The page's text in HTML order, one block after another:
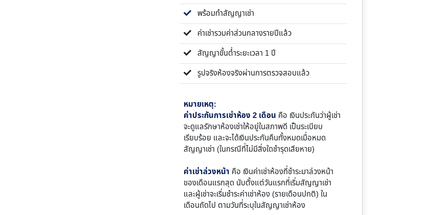
พร้อมทำสัญญาเช่า
ค่าเช่ารวมค่าส่วนกลางรายปีแล้ว
สัญญาขั้นต่ำระยะเวลา 1 ปี
รูปจริงห้องจริงผ่านการตรวจสอบแล้ว
หมายเหตุ:
ค่าประกันการเช่าห้อง 2 เดือน คือ เงินประกันว่าผู้เช่า
จะดูแลรักษาห้องเช่าให้อยู่ในสภาพดี เป็นระเบียบ
เรียบร้อย และจะได้เงินประกันคืนทั้งหมดเมื่อหมด
สัญญาเช่า (ในกรณีที่ไม่มีสิ่งใดชำรุดเสียหาย)
ค่าเช่าล่วงหน้า คือ เงินค่าเช่าห้องที่ชำระมาล่วงหน้า
ของเดือนแรกสุด นับตั้งแต่วันแรกที่เริ่มสัญญาเช่า
และผู้เช่าจะเริ่มชำระค่าเช่าห้อง (รายเดือนปกติ) ใน
เดือนถัดไป ตามวันที่ระบุในสัญญาเช่าห้อง